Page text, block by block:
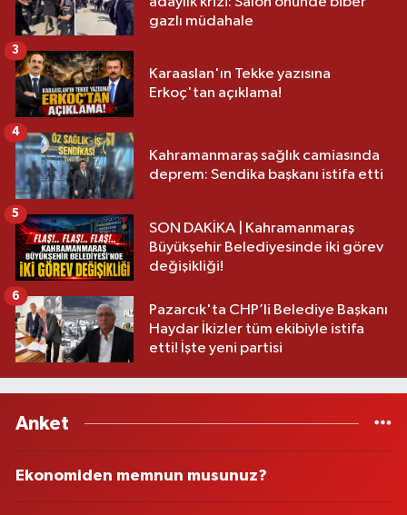
gazlı müdahale
Karaaslan'ın Tekke yazısına
Erkoç'tan açıklama!
3
Kahramanmaraş sağlık camiasında
deprem: Sendika başkanı istifa etti
4
SON DAKİKA | Kahramanmaraş
Büyükşehir Belediyesinde iki görev
değişikliği!
5
Pazarcık'ta CHP’li Belediye Başkanı
Haydar İkizler tüm ekibiyle istifa
etti! İşte yeni partisi
6
Anket
Ekonomiden memnun musunuz?